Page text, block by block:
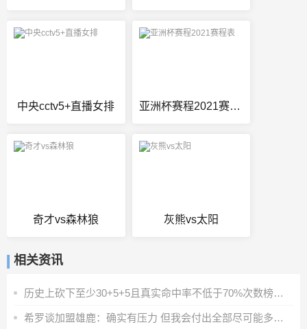
中央cctv5+直播女排 亚洲杯赛程2021赛程表
奇才vs森林狼 灰熊vs太阳
相关资讯
历史上砍下至少30+5+5且真实命中率不低于70%次数榜：詹姆斯居首
希罗谈加盟雄鹿：确实有压力 但我会付出全部尽可能多地打比赛